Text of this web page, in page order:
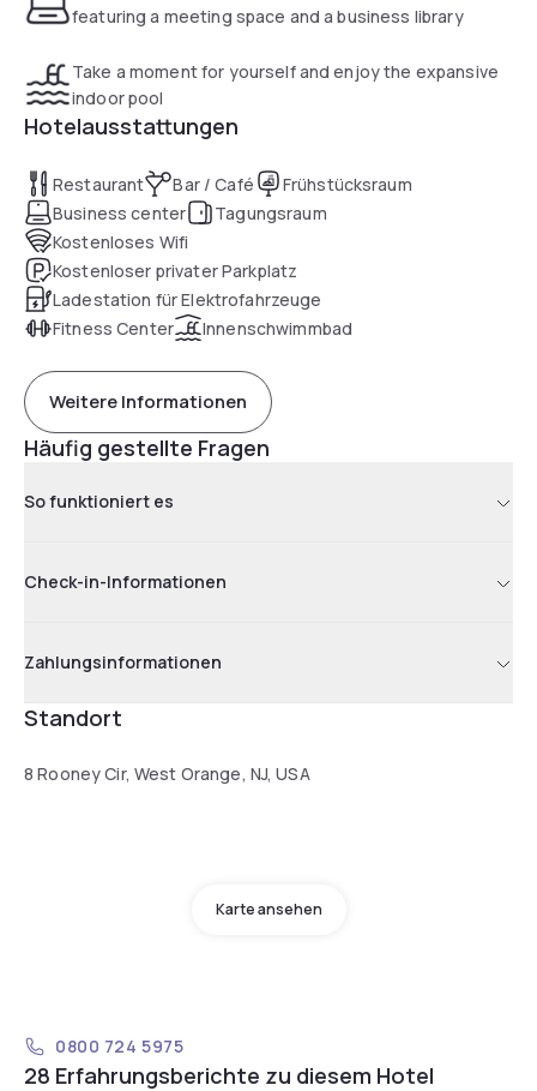
featuring a meeting space and a business library
Take a moment for yourself and enjoy the expansive
indoor pool
Hotelausstattungen
Restaurant Bar / Café
Frühstücksraum
Business center
Tagungsraum
Kostenloses Wifi
Kostenloser privater Parkplatz
Ladestation für Elektrofahrzeuge
Fitness Center
Innenschwimmbad
Weitere Informationen
Häufig gestellte Fragen
So funktioniert es
Check-in-Informationen
Zahlungsinformationen
Standort
8 Rooney Cir, West Orange, NJ, USA
Karte ansehen
0800 724 5975
28 Erfahrungsberichte zu diesem Hotel